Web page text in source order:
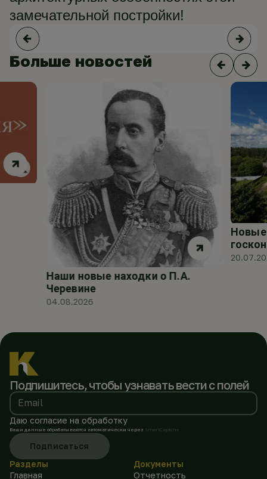
замечательной постройки!
Больше новостей
Наши новые находки о П.А.
Черевине
04.08.2026
Новые
Подпишитесь, чтобы узнавать вести с полей
Email
Даю согласие на обработку
Ваши данные обрабатываются автоматически через SmartCaptcha
Подписаться
Разделы
Главная
Документы
Отчетность